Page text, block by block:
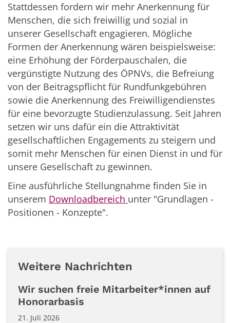
Stattdessen fordern wir mehr Anerkennung für
Menschen, die sich freiwillig und sozial in
unserer Gesellschaft engagieren. Mögliche
Formen der Anerkennung wären beispielsweise:
eine Erhöhung der Förderpauschalen, die
vergünstigte Nutzung des ÖPNVs, die Befreiung
von der Beitragspflicht für Rundfunkgebühren
sowie die Anerkennung des Freiwilligendienstes
für eine bevorzugte Studienzulassung. Seit Jahren
setzen wir uns dafür ein die Attraktivität
gesellschaftlichen Engagements zu steigern und
somit mehr Menschen für einen Dienst in und für
unsere Gesellschaft zu gewinnen.
Eine ausführliche Stellungnahme finden Sie in
unserem Downloadbereich unter "Grundlagen -
Positionen - Konzepte".
Weitere Nachrichten
Wir suchen freie Mitarbeiter*innen auf
Honorarbasis
21. Juli 2026